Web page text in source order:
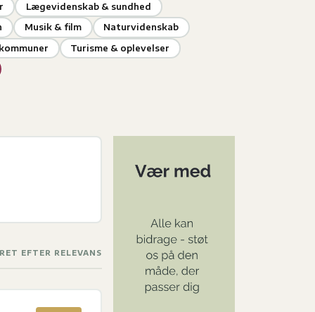
Lægevidenskab & sundhed
Musik & film
Naturvidenskab
Turisme & oplevelser
EFTER RELEVANS